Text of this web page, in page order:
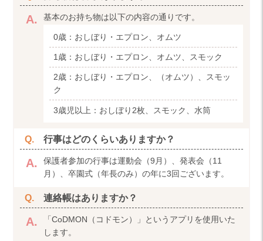
基本のお持ち物は以下の内容の通りです。
0歳： おしぼり・エプロン、オムツ
1歳： おしぼり・エプロン、オムツ、スモック
2歳： おしぼり・エプロン、（オムツ）、スモッ
ク
3歳児以上： おしぼり2枚、スモック、水筒
行事はどのくらいありますか？
保護者参加の行事は運動会（9月）、発表会（11
月）、卒園式（年長のみ）の年に3回ございます。
連絡帳はありますか？
「CoDMON（コドモン）」というアプリを使用いた
します。